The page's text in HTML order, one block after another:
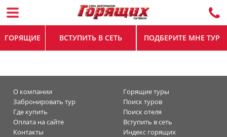
ГОРЯЩИЕ ВСТУПИТЬ В СЕТЬ ПОДБЕРИТЕ МНЕ ТУР
О компании
Горящие туры
Забронировать тур
Поиск туров
Где купить
Поиск отеля
Оплата на сайте
Вступить в сеть
Контакты
Индекс горящих